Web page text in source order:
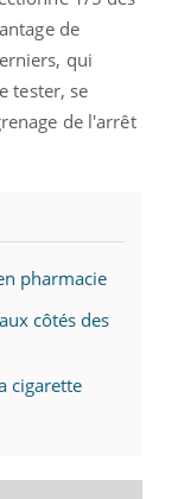
de
qui
tester, se
de l'arrêt
pharmacie
côtés des
cigarette